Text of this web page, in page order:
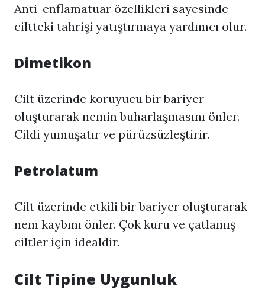
Anti-enflamatuar özellikleri sayesinde
ciltteki tahrişi yatıştırmaya yardımcı olur.
Dimetikon
Cilt üzerinde koruyucu bir bariyer
oluşturarak nemin buharlaşmasını önler.
Cildi yumuşatır ve pürüzsüzleştirir.
Petrolatum
Cilt üzerinde etkili bir bariyer oluşturarak
nem kaybını önler. Çok kuru ve çatlamış
ciltler için idealdir.
Cilt Tipine Uygunluk